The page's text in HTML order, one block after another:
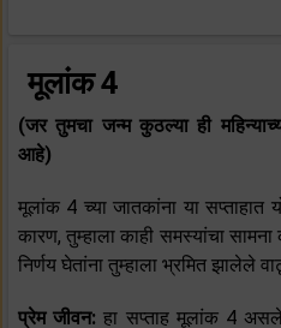
मूलांक 4
(जर तुमचा जन्म कुठल्या ही
आहे)
मूलांक 4 च्या जातकांना या
कारण, तुम्हाला काही समस्यांचा
निर्णय घेतांना तुम्हाला भ्रमित झालेले
प्रेम जीवन:हा सप्ताह मूलांक 4